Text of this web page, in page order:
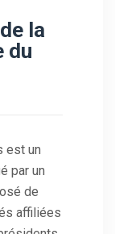
la
du
est un
par un
de
affiliées